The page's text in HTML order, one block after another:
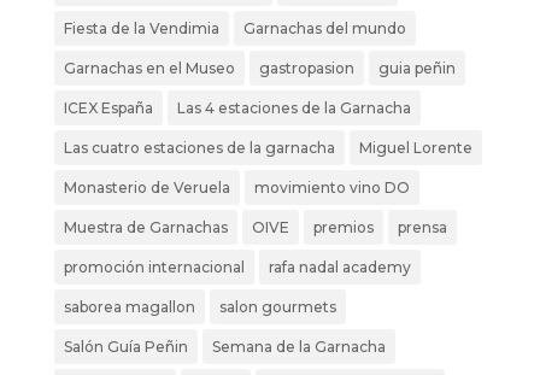
Fiesta de la Vendimia Garnachas del mundo
Garnachas en el Museo gastropasion guia peñin
ICEX España Las 4 estaciones de la Garnacha
Las cuatro estaciones de la garnacha Miguel Lorente
Monasterio de Veruela movimiento vino DO
Muestra de Garnachas OIVE premios prensa
promoción internacional rafa nadal academy
saborea magallon salon gourmets
Salón Guía Peñin Semana de la Garnacha